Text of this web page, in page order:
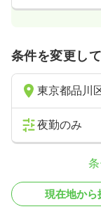
条件を変更し
東京都品川
夜勤のみ
現在地から